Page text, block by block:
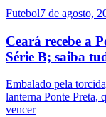
Futebol7 de agosto,
Ceará recebe a
Série B; saiba
Embalado pela
lanterna Ponte Preta,
vencer